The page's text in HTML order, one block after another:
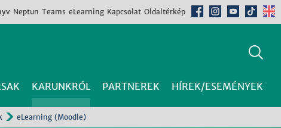
Neptun Teams eLearning Kapcsolat Oldaltérkép
KARUNKRÓL PARTNEREK HÍREK/ESEMÉNYEK
eLearning (Moodle)